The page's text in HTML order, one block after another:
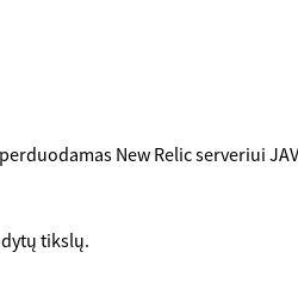
New Relic serveriui
tikslų.